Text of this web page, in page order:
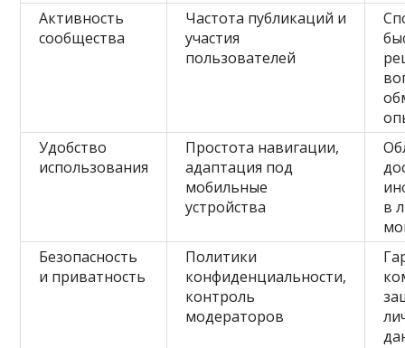
Активность
сообщества
Частота публикаций и
участия
пользователей
Удобство
использования
Простота навигации,
адаптация под
мобильные
устройства
в
Безопасность
и приватность
Политики
конфиденциальности,
контроль
модераторов